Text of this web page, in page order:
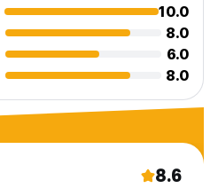
10.0
8.0
6.0
8.0
8.6